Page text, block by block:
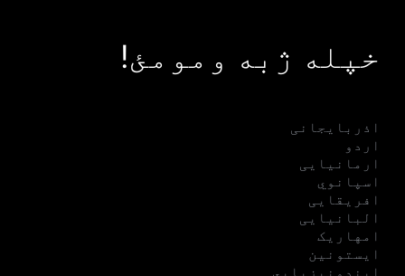
خپله ژبه ومومئ!
اذربایجانی
اردو
ارمانیایی
اسپانوي
افریقایی
البانیایی
امهاریک
ایستونین
ایندونیزیایي